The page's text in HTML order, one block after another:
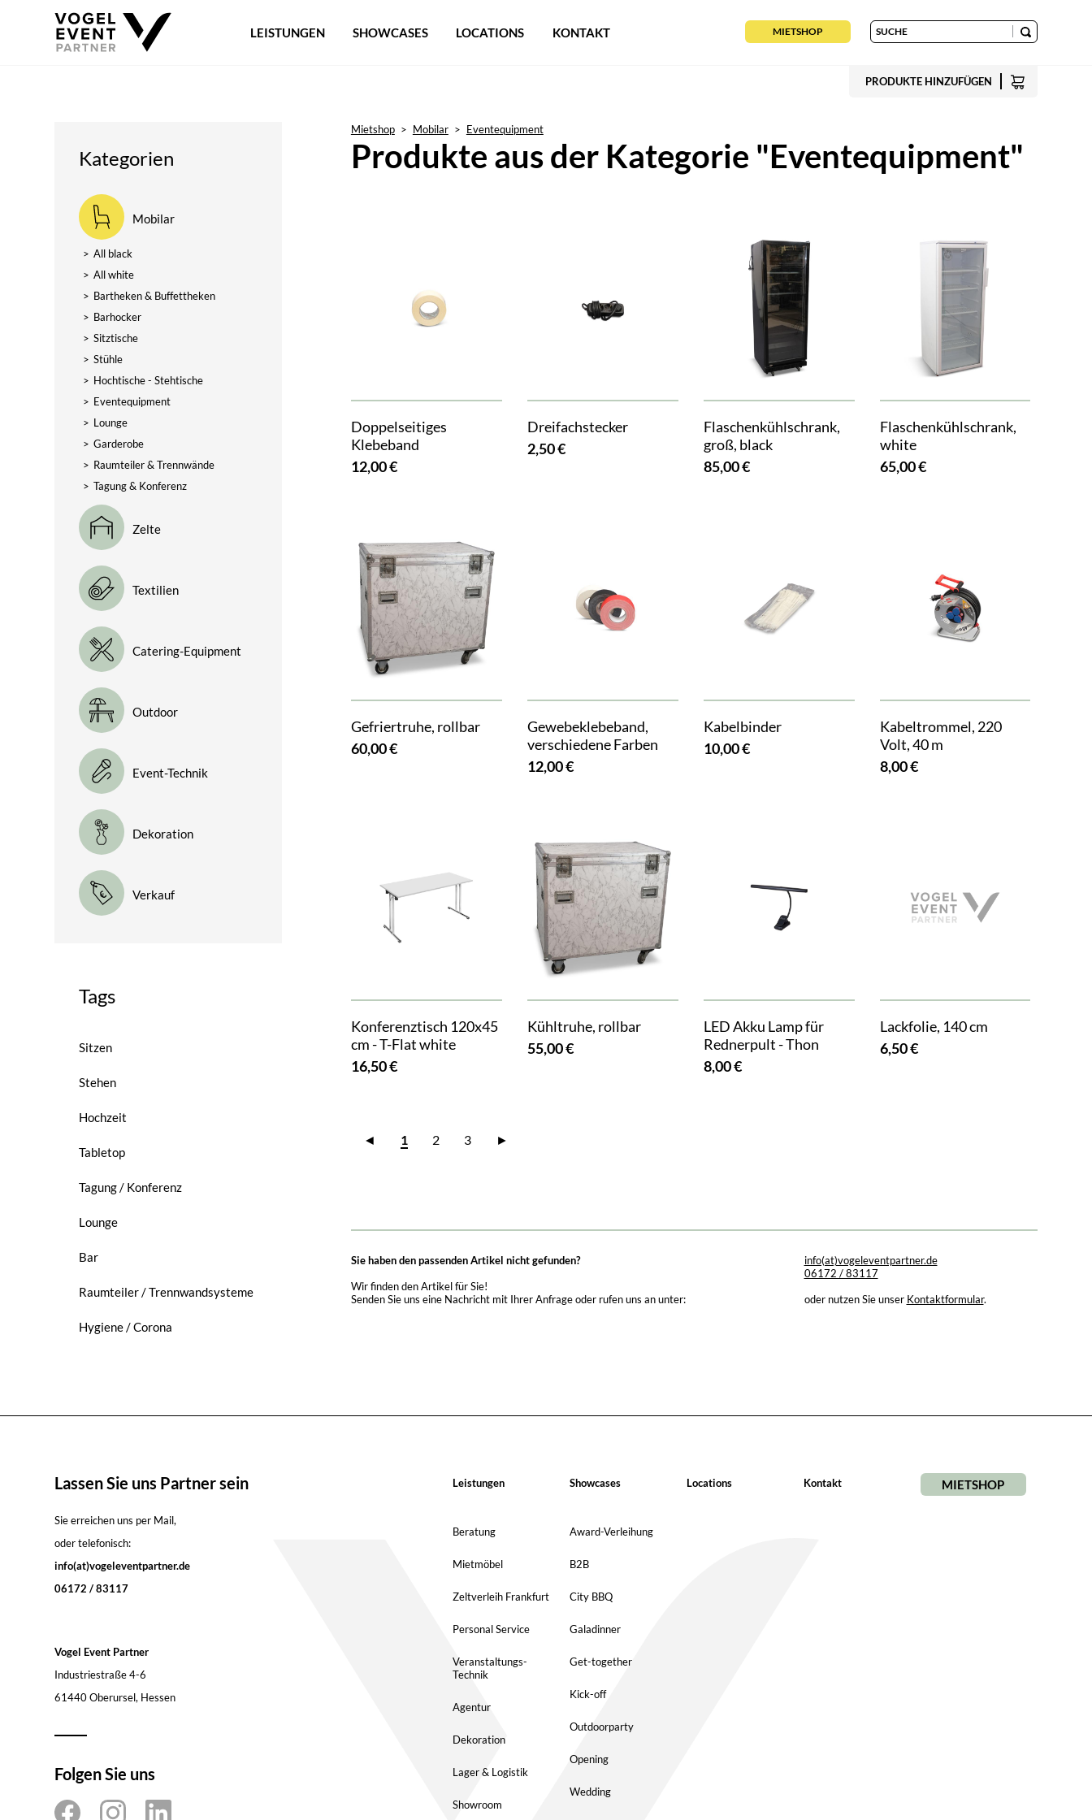
LEISTUNGEN SHOWCASES LOCATIONS KONTAKT MIETSHOP
PRODUKTE HINZUFÜGEN
Kategorien
Mobilar
> All black
> All white
> Bartheken & Buffettheken
> Barhocker
> Sitztische
> Stühle
> Hochtische - Stehtische
> Eventequipment
> Lounge
> Garderobe
> Raumteiler & Trennwände
> Tagung & Konferenz
Zelte
Textilien
Catering-Equipment
Outdoor
Event-Technik
Dekoration
Verkauf
Tags
Sitzen
Stehen
Hochzeit
Tabletop
Tagung / Konferenz
Lounge
Bar
Raumteiler / Trennwandsysteme
Hygiene / Corona
Mietshop > Mobilar > Eventequipment
Produkte aus der Kategorie "Eventequipment"
Doppelseitiges
Klebeband
12,00 €
Dreifachstecker
2,50 €
Flaschenkühlschrank,
groß, black
85,00 €
Flaschenkühlschrank,
white
65,00 €
Gefriertruhe, rollbar
60,00 €
Gewebeklebeband,
verschiedene Farben
12,00 €
Kabelbinder
10,00 €
Kabeltrommel, 220
Volt, 40 m
8,00 €
Konferenztisch 120x45
cm - T-Flat white
16,50 €
Kühltruhe, rollbar
55,00 €
LED Akku Lamp für
Rednerpult - Thon
8,00 €
Lackfolie, 140 cm
6,50 €
◄ 1 2 3 ►
Sie haben den passenden Artikel nicht gefunden?
Wir finden den Artikel für Sie!
Senden Sie uns eine Nachricht mit Ihrer Anfrage oder rufen uns an unter:
info(at)vogeleventpartner.de
06172 / 83117
oder nutzen Sie unser Kontaktformular.
Lassen Sie uns Partner sein
Sie erreichen uns per Mail,
oder telefonisch:
info(at)vogeleventpartner.de
06172 / 83117
Vogel Event Partner
Industriestraße 4-6
61440 Oberursel, Hessen
Folgen Sie uns
Leistungen
Beratung
Mietmöbel
Zeltverleih Frankfurt
Personal Service
Veranstaltungs-
Technik
Agentur
Dekoration
Lager & Logistik
Showroom
Showcases
Award-Verleihung
B2B
City BBQ
Galadinner
Get-together
Kick-off
Outdoorparty
Opening
Wedding
Locations Kontakt MIETSHOP